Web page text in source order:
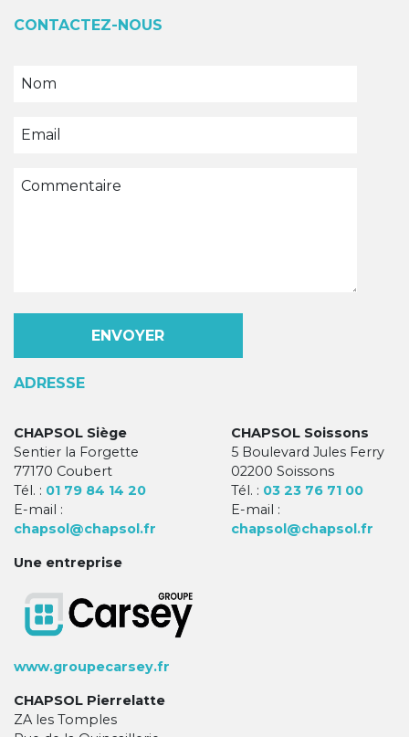
CONTACTEZ-NOUS
ADRESSE
CHAPSOL Siège
Sentier la Forgette
77170 Coubert
Tél. : 01 79 84 14 20
E-mail :
chapsol@chapsol.fr
Une entreprise
www.groupecarsey.fr
CHAPSOL Soissons
5 Boulevard Jules Ferry
02200 Soissons
Tél. : 03 23 76 71 00
E-mail :
chapsol@chapsol.fr
CHAPSOL Pierrelatte
ZA les Tomples